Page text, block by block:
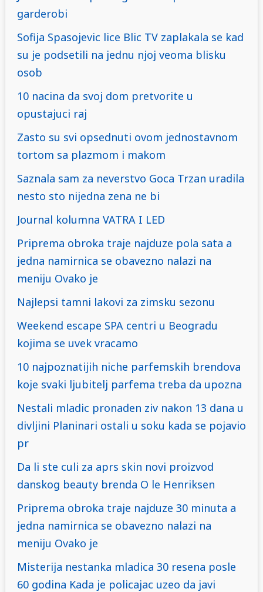
garderobi
Sofija Spasojevic lice Blic TV zaplakala se kad
su je podsetili na jednu njoj veoma blisku
osob
10 nacina da svoj dom pretvorite u
opustajuci raj
Zasto su svi opsednuti ovom jednostavnom
tortom sa plazmom i makom
Saznala sam za neverstvo Goca Trzan uradila
nesto sto nijedna zena ne bi
Journal kolumna VATRA I LED
Priprema obroka traje najduze pola sata a
jedna namirnica se obavezno nalazi na
meniju Ovako je
Najlepsi tamni lakovi za zimsku sezonu
Weekend escape SPA centri u Beogradu
kojima se uvek vracamo
10 najpoznatijih niche parfemskih brendova
koje svaki ljubitelj parfema treba da upozna
Nestali mladic pronaden ziv nakon 13 dana u
divljini Planinari ostali u soku kada se pojavio
pr
Da li ste culi za aprs skin novi proizvod
danskog beauty brenda O le Henriksen
Priprema obroka traje najduze 30 minuta a
jedna namirnica se obavezno nalazi na
meniju Ovako je
Misterija nestanka mladica 30 resena posle
60 godina Kada je policajac uzeo da javi